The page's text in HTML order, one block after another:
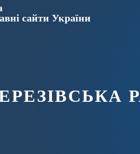
сайти України